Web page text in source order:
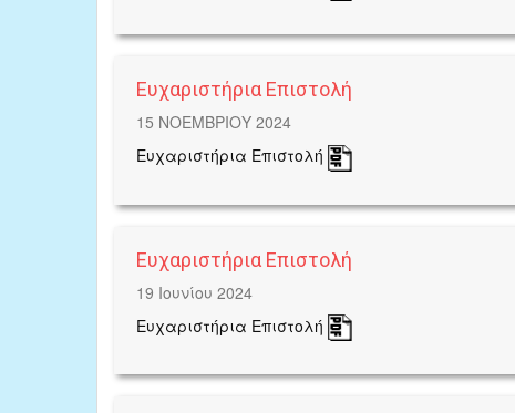
Ευχαριστήρια Επιστολή
15 ΝΟΕΜΒΡΙΟΥ 2024
Ευχαριστήρια Επιστολή
Ευχαριστήρια Επιστολή
19 Ιουνίου 2024
Ευχαριστήρια Επιστολή